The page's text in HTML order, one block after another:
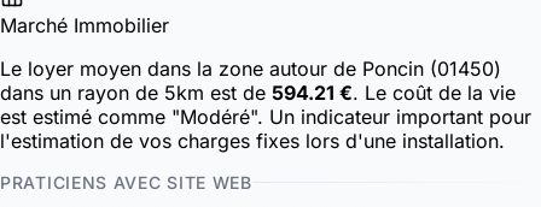
Marché Immobilier
Le loyer moyen dans la zone autour de Poncin (01450)
dans un rayon de 5km est de 594.21 €. Le coût de la vie
est estimé comme "Modéré". Un indicateur important pour
l'estimation de vos charges fixes lors d'une installation.
PRATICIENS AVEC SITE WEB